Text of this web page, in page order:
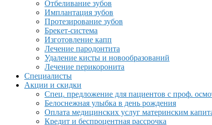
Отбеливание зубов
Имплантация зубов
Протезирование зубов
Брекет-система
Изготовление капп
Лечение пародонтита
Удаление кисты и новообразований
Лечение перикоронита
Специалисты
Акции и скидки
Спец. предложение для пациентов с проф.
Белоснежная улыбка в день рождения
Оплата медицинских услуг материнским
Кредит и беспроцентная рассрочка